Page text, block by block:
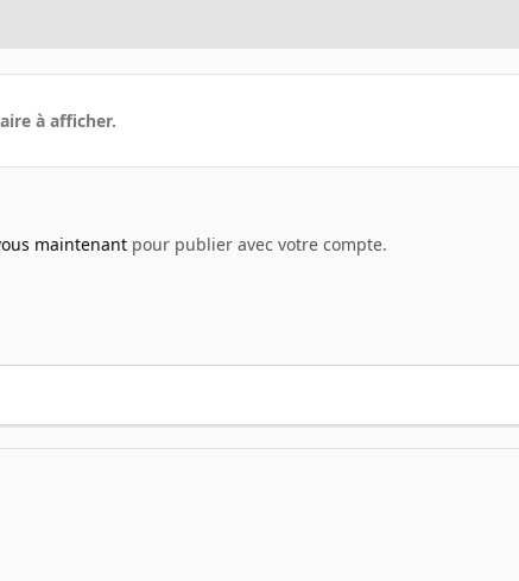
à afficher.
maintenantpour publier avec votre compte.